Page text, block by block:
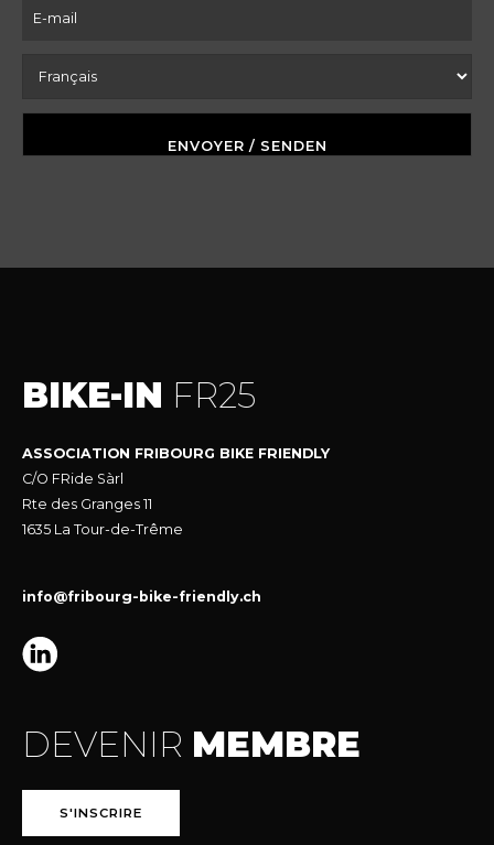
BIKE-IN FR25
ASSOCIATION FRIBOURG BIKE FRIENDLY
C/O FRide Sàrl
Rte des Granges 11
1635 La Tour-de-Trême
info@fribourg-bike-friendly.ch
DEVENIR MEMBRE
S'INSCRIRE